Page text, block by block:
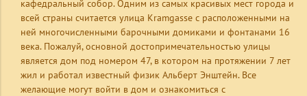
кафедральный собор. Одним из самых красивых мест города и
всей страны считается улица Kramgasse с расположенными на
ней многочисленными барочными домиками и фонтанами 16
века. Пожалуй, основной достопримечательностью улицы
является дом под номером 47, в котором на протяжении 7 лет
жил и работал известный физик Альберт Энштейн. Все
желающие могут войти в дом и ознакомиться с